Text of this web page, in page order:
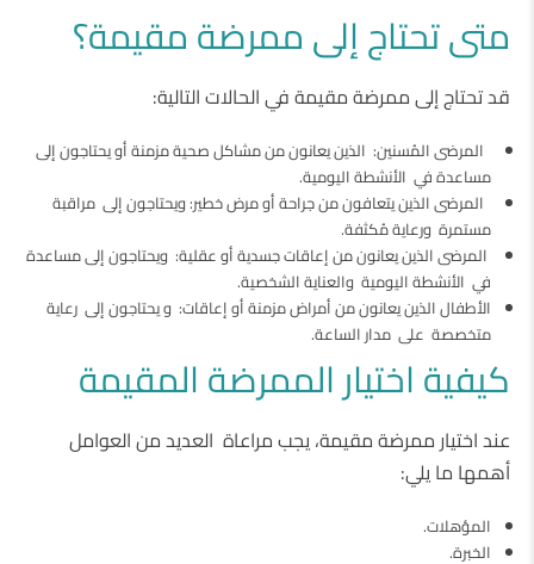
متى تحتاج إلى ممرضة مقيمة؟
قد تحتاج إلى ممرضة مقيمة في الحالات التالية:
المرضى المُسنين: الذين يعانون من مشاكل صحية مزمنة أو يحتاجون إلى
مساعدة في الأنشطة اليومية.
المرضى الذين يتعافون من جراحة أو مرض خطير: ويحتاجون إلى مراقبة
مستمرة ورعاية مُكثفة.
المرضى الذين يعانون من إعاقات جسدية أو عقلية: ويحتاجون إلى مساعدة
في الأنشطة اليومية والعناية الشخصية.
الأطفال الذين يعانون من أمراض مزمنة أو إعاقات: و يحتاجون إلى رعاية
متخصصة على مدار الساعة.
كيفية اختيار الممرضة المقيمة
عند اختيار ممرضة مقيمة، يجب مراعاة العديد من العوامل
أهمها ما يلي:
المؤهلات.
الخبرة.